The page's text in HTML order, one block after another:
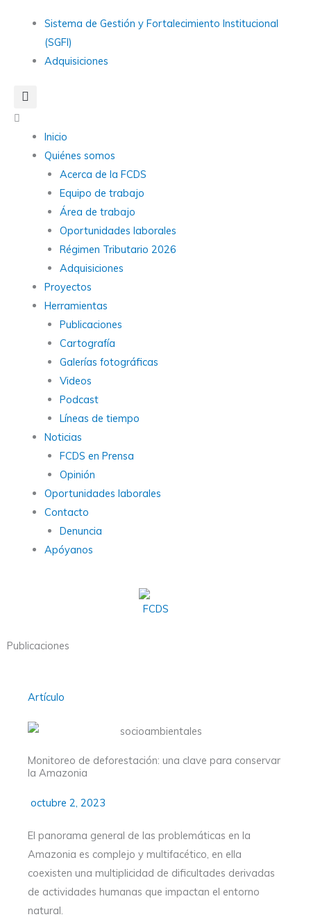
contenido
Main
Sistema de Gestión y Fortalecimiento Institucional
(SGFI)
Adquisiciones
Main
Menu
Inicio
Quiénes somos
Acerca de la FCDS
Equipo de trabajo
Área de trabajo
Oportunidades laborales
Régimen Tributario 2026
Adquisiciones
Proyectos
Herramientas
Publicaciones
Cartografía
Galerías fotográficas
Videos
Podcast
Líneas de tiempo
Noticias
FCDS en Prensa
Opinión
Oportunidades laborales
Contacto
Denuncia
Apóyanos
Publicaciones
Artículo
Monitoreo de deforestación: una clave para conservar
la Amazonia
octubre 2, 2023
El panorama general de las problemáticas en la
Amazonia es complejo y multifacético, en ella
coexisten una multiplicidad de dificultades derivadas
de actividades humanas que impactan el entorno
natural.